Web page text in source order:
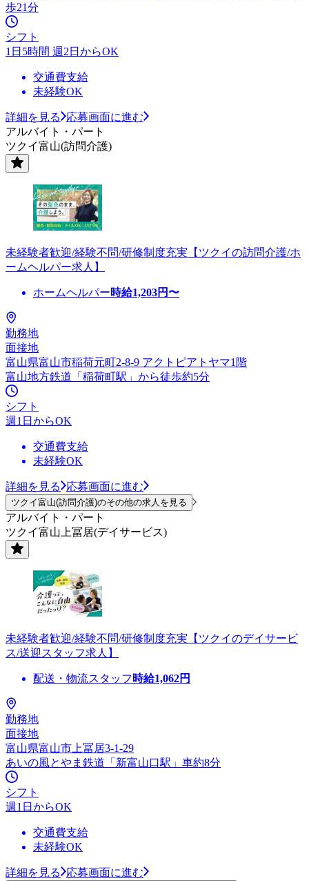
歩21分
シフト
1日5時間 週2日からOK
交通費支給
未経験OK
詳細を見る
応募画面に進む
アルバイト・パート
ツクイ富山(訪問介護)
未経験者歓迎/経験不問/研修制度充実【ツクイの訪問介護/ホ
ームヘルパー求人】
ホームヘルパー時給1,203円〜
勤務地
面接地
富山県富山市稲荷元町2-8-9 アクトピアトヤマ1階
富山地方鉄道「稲荷町駅」から徒歩約5分
シフト
週1日からOK
交通費支給
未経験OK
詳細を見る 応募画面に進む
ツクイ富山(訪問介護)のその他の求人を見る
アルバイト・パート
ツクイ富山上冨居(デイサービス)
未経験者歓迎/経験不問/研修制度充実【ツクイのデイサービ
ス/送迎スタッフ求人】
配送・物流スタッフ 時給1,062円
勤務地
面接地
富山県富山市上冨居3-1-29
あいの風とやま鉄道「新富山口駅」車約8分
シフト
週1日からOK
交通費支給
未経験OK
詳細を見る 応募画面に進む